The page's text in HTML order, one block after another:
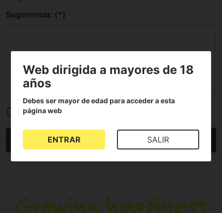
Sugerencia: (*)
He leído y acepto elAviso legalypolítica de
privacidad
Web dirigida a mayores de 18
años
Debes ser mayor de edad para acceder a esta
página web
ENTRAR SALIR